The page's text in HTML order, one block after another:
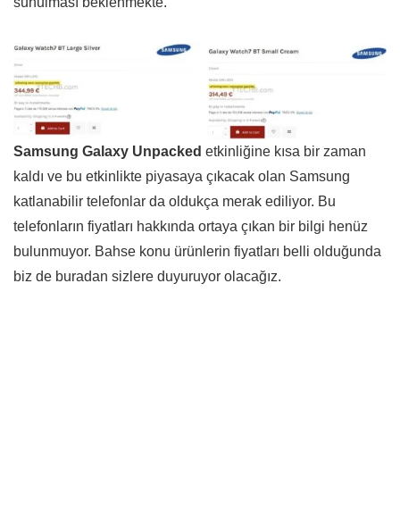
Samsung Galaxy Unpacked etkinliğine kısa bir zaman
kaldı ve bu etkinlikte piyasaya çıkacak olan Samsung
katlanabilir telefonlar da oldukça merak ediliyor. Bu
telefonların fiyatları hakkında ortaya çıkan bir bilgi henüz
bulunmuyor. Bahse konu ürünlerin fiyatları belli olduğunda
biz de buradan sizlere duyuruyor olacağız.